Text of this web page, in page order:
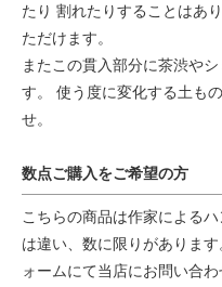
たり 割れたりすることはあ
ただけます。
またこの貫入部分に茶渋や
す。 使う度に変化する土も
せ。
数点ご購入をご希望の方
こちらの商品は作家による
は違い、数に限りがありま
ォームにて当店にお問い合わ